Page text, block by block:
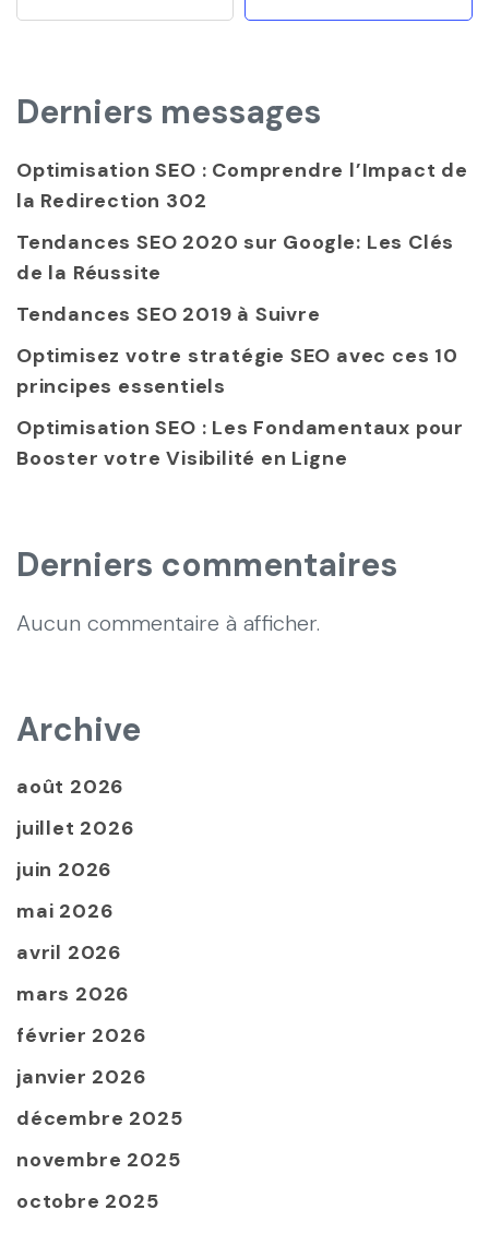
Derniers messages
Optimisation SEO : Comprendre l’Impact de
la Redirection 302
Tendances SEO 2020 sur Google: Les Clés
de la Réussite
Tendances SEO 2019 à Suivre
Optimisez votre stratégie SEO avec ces 10
principes essentiels
Optimisation SEO : Les Fondamentaux pour
Booster votre Visibilité en Ligne
Derniers commentaires
Aucun commentaire à afficher.
Archive
août 2026
juillet 2026
juin 2026
mai 2026
avril 2026
mars 2026
février 2026
janvier 2026
décembre 2025
novembre 2025
octobre 2025